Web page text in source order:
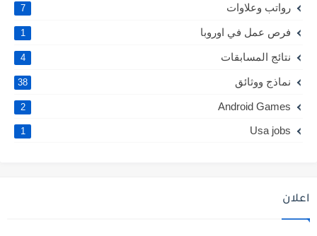
رواتب وعلاوات 7
فرص عمل في اوروبا 1
نتائج المسابقات 4
نماذج ووثائق 38
Android Games
2
Usa jobs
1
اعلان